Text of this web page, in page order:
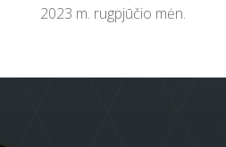
2023 m. rugpjūčio mėn.